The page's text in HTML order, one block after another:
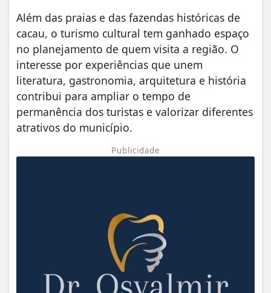
Além das praias e das fazendas históricas de
cacau, o turismo cultural tem ganhado espaço
no planejamento de quem visita a região. O
interesse por experiências que unem
literatura, gastronomia, arquitetura e história
contribui para ampliar o tempo de
permanência dos turistas e valorizar diferentes
atrativos do município.
Publicidade